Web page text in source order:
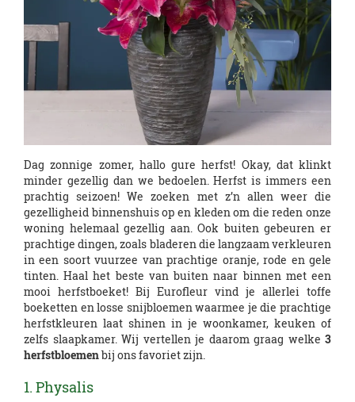
Dag zonnige zomer, hallo gure herfst! Okay, dat klinkt
minder gezellig dan we bedoelen. Herfst is immers een
prachtig seizoen! We zoeken met z’n allen weer die
gezelligheid binnenshuis op en kleden om die reden onze
woning helemaal gezellig aan. Ook buiten gebeuren er
prachtige dingen, zoals bladeren die langzaam verkleuren
in een soort vuurzee van prachtige oranje, rode en gele
tinten. Haal het beste van buiten naar binnen met een
mooi herfstboeket! Bij Eurofleur vind je allerlei toffe
boeketten en losse snijbloemen waarmee je die prachtige
herfstkleuren laat shinen in je woonkamer, keuken of
zelfs slaapkamer. Wij vertellen je daarom graag welke 3
herfstbloemenbij ons favoriet zijn.
1. Physalis